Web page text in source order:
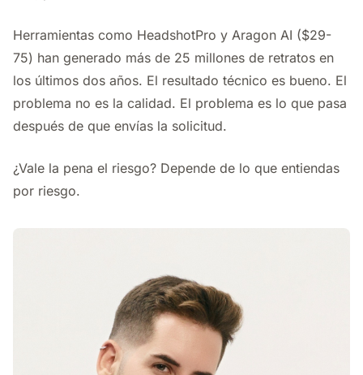
Herramientas como HeadshotPro y Aragon AI ($29-
75) han generado más de 25 millones de retratos en
los últimos dos años. El resultado técnico es bueno. El
problema no es la calidad. El problema es lo que pasa
después de que envías la solicitud.
¿Vale la pena el riesgo? Depende de lo que entiendas
por riesgo.